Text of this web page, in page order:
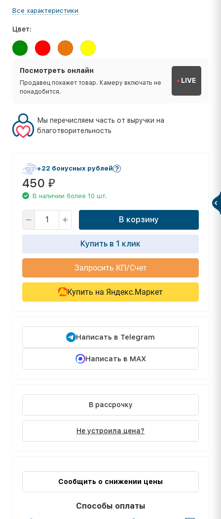
Все характеристики
Цвет:
Посмотреть онлайн
Продавец покажет товар. Камеру включать не
понадобится.
LIVE
Мы перечисляем часть от выручки на
благотворительность
+22 бонусных рублей
450 ₽
В наличии более 10 шт.
В корзину
Купить в 1 клик
Запросить КП/Счет
Купить на Яндекс.Маркет
Написать в Telegram
Написать в MAX
В рассрочку
Не устроила цена?
Сообщить о снижении цены
Способы оплаты